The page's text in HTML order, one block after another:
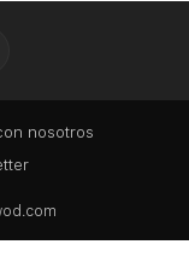
nosotros